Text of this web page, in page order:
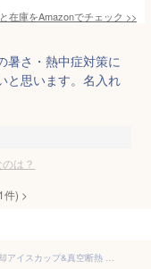
在庫をAmazonでチェック >>
暑さ・熱中症対策に
と思います。名入れ
は？
1件) >
氷嚢 ミニアイスパック【2026年最新設計の冷却アイスカップ&真空断熱 】氷のう 水筒 熱中症対策 グッズ アイシング 氷嚢 持続冷感 魔法瓶構造 冷却グッズ 冷温スティック ネッククーラー 夏は氷のうで 猛暑対策グッズ最強 冷感グッズ スポーツ アウトドア ゴルフ 通学 通勤 工事現場(オフホワイト)